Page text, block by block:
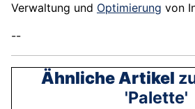
Verwaltung und Optimierung von
--
Ähnliche Artikel
'Palette'